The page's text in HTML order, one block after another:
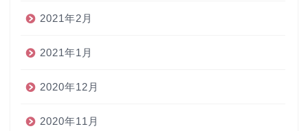
2021年2月
2021年1月
2020年12月
2020年11月